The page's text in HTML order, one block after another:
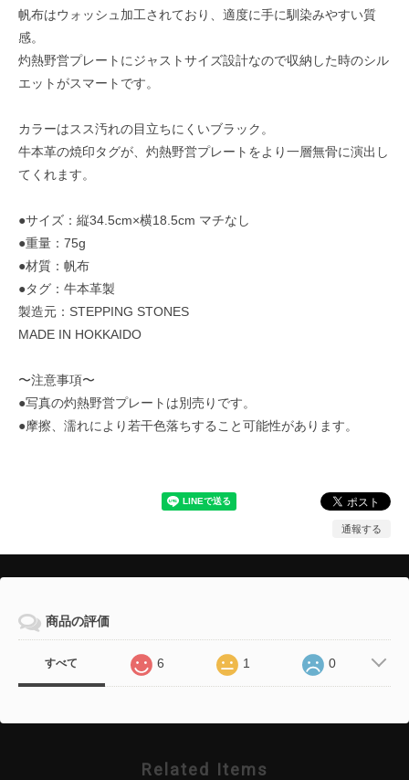
帆布はウォッシュ加工されており、適度に手に馴染みやすい質
感。
灼熱野営プレートにジャストサイズ設計なので収納した時のシル
エットがスマートです。
カラーはスス汚れの目立ちにくいブラック。
牛本革の焼印タグが、灼熱野営プレートをより一層無骨に演出し
てくれます。
●サイズ：縦34.5cm×横18.5cm マチなし
●重量：75g
●材質：帆布
●タグ：牛本革製
製造元：STEPPING STONES
MADE IN HOKKAIDO
〜注意事項〜
●写真の灼熱野営プレートは別売りです。
●摩擦、濡れにより若干色落ちすること可能性があります。
通報する
商品の評価
すべて 6 1 0
Related Items